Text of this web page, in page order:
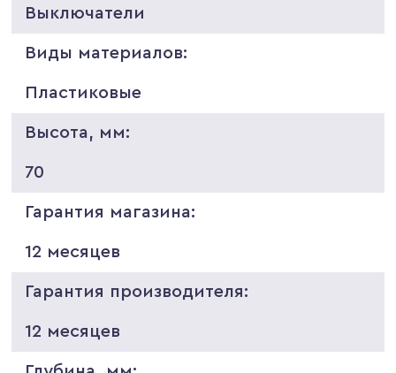
Выключатели
Виды материалов:
Пластиковые
Высота, мм:
70
Гарантия магазина:
12 месяцев
Гарантия производителя:
12 месяцев